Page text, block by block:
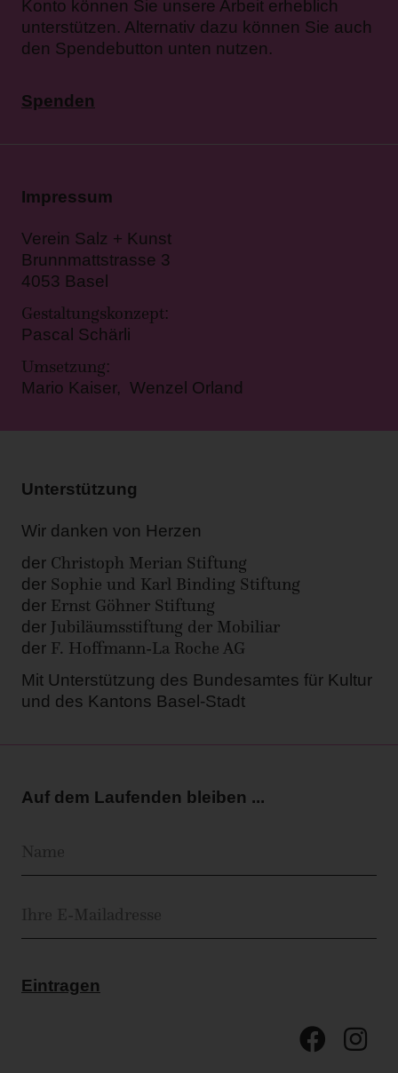
Konto können Sie unsere Arbeit erheblich
unterstützen. Alternativ dazu können Sie auch
den Spendebutton unten nutzen.
Spenden
Impressum
Verein Salz + Kunst
Brunnmattstrasse 3
4053 Basel
Gestaltungskonzept:
Pascal Schärli
Umsetzung:
Mario Kaiser, Wenzel Orland
Unterstützung
Wir danken von Herzen
der Christoph Merian Stiftung
der Sophie und Karl Binding Stiftung
der Ernst Göhner Stiftung
der Jubiläumsstiftung der Mobiliar
der F. Hoffmann-La Roche AG
Mit Unterstützung des Bundesamtes für Kultur
und des Kantons Basel-Stadt
Auf dem Laufenden bleiben ...
Eintragen